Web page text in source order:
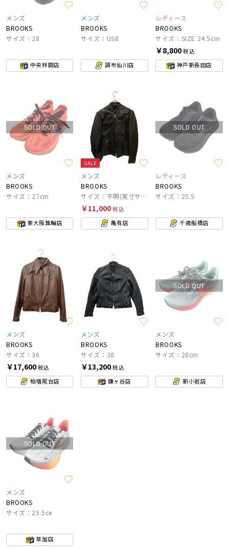
メンズ
BROOKS
サイズ：28
中央林間店
メンズ
BROOKS
サイズ：US8
調布仙川店
レディース
BROOKS
サイズ：SIZE 24.5cm
￥8,800税込
神戸新長田店
SOLD OUT
メンズ
BROOKS
サイズ：27cm
東大阪箕輪店
SALE
メンズ
BROOKS
サイズ：不明(実寸サイズをご確認ください)
￥11,000税込
亀有店
SOLD OUT
レディース
BROOKS
サイズ：25.5
千歳船橋店
メンズ
BROOKS
サイズ：36
￥17,600税込
柏増尾台店
メンズ
BROOKS
サイズ：38
￥13,200税込
鎌ヶ谷店
SOLD OUT
メンズ
BROOKS
サイズ：28cm
新小岩店
SOLD OUT
メンズ
BROOKS
サイズ：25.5㎝
草加店